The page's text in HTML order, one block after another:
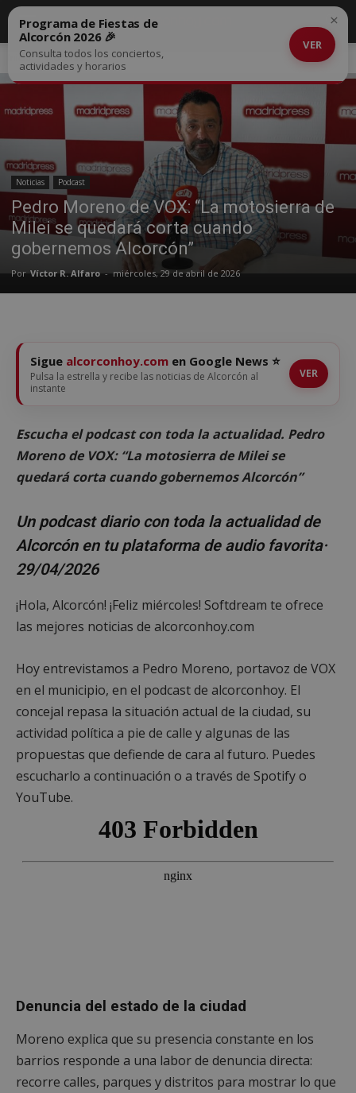
Inicio Noticias
Noticias Podcast
Pedro Moreno de VOX: “La motosierra de
Milei se quedará corta cuando
gobernemos Alcorcón”
Por Víctor R. Alfaro - miércoles, 29 de abril de 2026
Programa de Fiestas de
Alcorcón 2026 🎉
Consulta todos los conciertos,
actividades y horarios
VER
×
Sigue alcorconhoy.com en Google News ⭐
Pulsa la estrella y recibe las noticias de Alcorcón al
instante
VER
Escucha el podcast con toda la actualidad. Pedro
Moreno de VOX: “La motosierra de Milei se
quedará corta cuando gobernemos Alcorcón”
Un podcast diario con toda la actualidad de
Alcorcón en tu plataforma de audio favorita·
29/04/2026
¡Hola, Alcorcón! ¡Feliz miércoles! Softdream te ofrece
las mejores noticias de alcorconhoy.com
Hoy entrevistamos a Pedro Moreno, portavoz de VOX
en el municipio, en el podcast de alcorconhoy. El
concejal repasa la situación actual de la ciudad, su
actividad política a pie de calle y algunas de las
propuestas que defiende de cara al futuro. Puedes
escucharlo a continuación o a través de Spotify o
YouTube.
Denuncia del estado de la ciudad
Moreno explica que su presencia constante en los
barrios responde a una labor de denuncia directa:
recorre calles, parques y distritos para mostrar lo que